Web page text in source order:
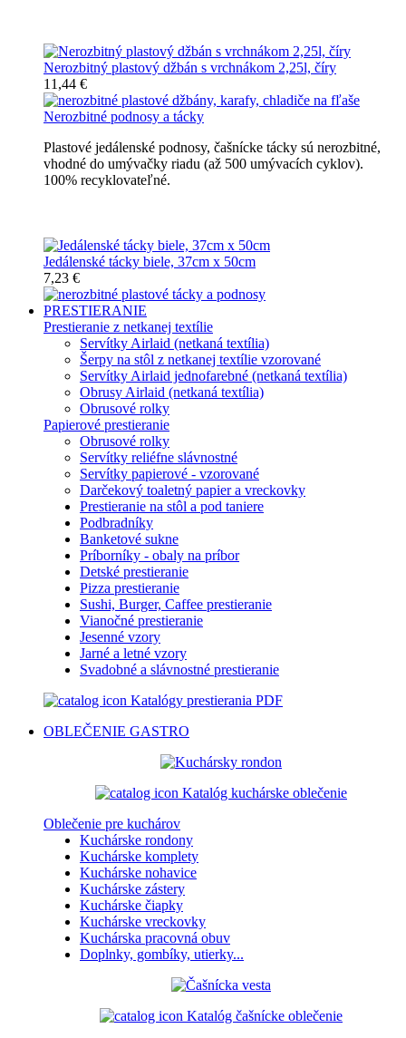
Nerozbitný plastový džbán s vrchnákom 2,25l, číry
11,44 €
Nerozbitné podnosy a tácky
Plastové jedálenské podnosy, čašnícke tácky sú nerozbitné,
vhodné do umývačky riadu (až 500 umývacích cyklov).
100% recyklovateľné.
Jedálenské tácky biele, 37cm x 50cm
7,23 €
PRESTIERANIE
Prestieranie z netkanej textílie
Servítky Airlaid (netkaná textília)
Šerpy na stôl z netkanej textílie vzorované
Servítky Airlaid jednofarebné (netkaná textília)
Obrusy Airlaid (netkaná textília)
Obrusové rolky
Papierové prestieranie
Obrusové rolky
Servítky reliéfne slávnostné
Servítky papierové - vzorované
Darčekový toaletný papier a vreckovky
Prestieranie na stôl a pod taniere
Podbradníky
Banketové sukne
Príborníky - obaly na príbor
Detské prestieranie
Pizza prestieranie
Sushi, Burger, Caffee prestieranie
Vianočné prestieranie
Jesenné vzory
Jarné a letné vzory
Svadobné a slávnostné prestieranie
Katalógy prestierania PDF
OBLEČENIE GASTRO
Katalóg kuchárske oblečenie
Oblečenie pre kuchárov
Kuchárske rondony
Kuchárske komplety
Kuchárske nohavice
Kuchárske zástery
Kuchárske čiapky
Kuchárske vreckovky
Kuchárska pracovná obuv
Doplnky, gombíky, utierky...
Katalóg čašnícke oblečenie